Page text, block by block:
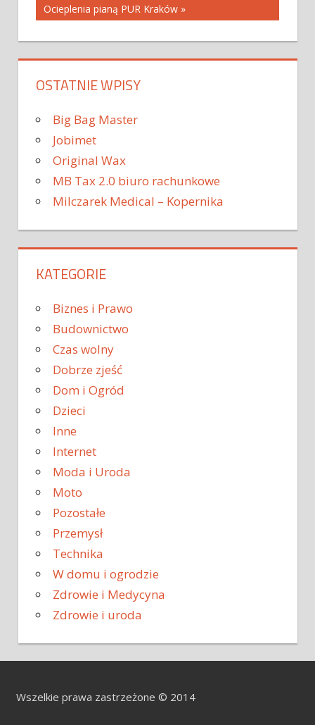
Ocieplenia pianą PUR Kraków »
OSTATNIE WPISY
Big Bag Master
Jobimet
Original Wax
MB Tax 2.0 biuro rachunkowe
Milczarek Medical – Kopernika
KATEGORIE
Biznes i Prawo
Budownictwo
Czas wolny
Dobrze zjeść
Dom i Ogród
Dzieci
Inne
Internet
Moda i Uroda
Moto
Pozostałe
Przemysł
Technika
W domu i ogrodzie
Zdrowie i Medycyna
Zdrowie i uroda
Wszelkie prawa zastrzeżone © 2014